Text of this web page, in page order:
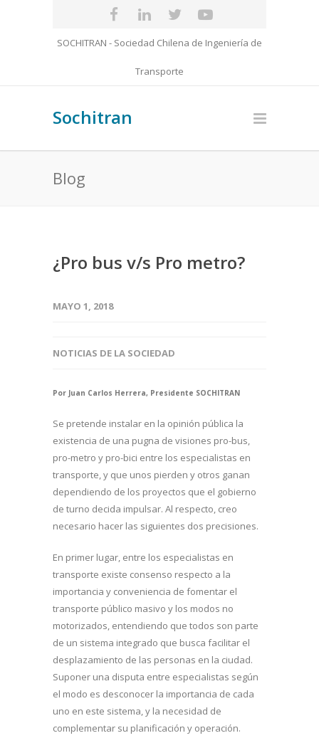
SOCHITRAN - Sociedad Chilena de Ingeniería de
Transporte
Sochitran
Blog
¿Pro bus v/s Pro metro?
MAYO 1, 2018
NOTICIAS DE LA SOCIEDAD
Por Juan Carlos Herrera, Presidente SOCHITRAN
Se pretende instalar en la opinión pública la
existencia de una pugna de visiones pro-bus,
pro-metro y pro-bici entre los especialistas en
transporte, y que unos pierden y otros ganan
dependiendo de los proyectos que el gobierno
de turno decida impulsar. Al respecto, creo
necesario hacer las siguientes dos precisiones.
En primer lugar, entre los especialistas en
transporte existe consenso respecto a la
importancia y conveniencia de fomentar el
transporte público masivo y los modos no
motorizados, entendiendo que todos son parte
de un sistema integrado que busca facilitar el
desplazamiento de las personas en la ciudad.
Suponer una disputa entre especialistas según
el modo es desconocer la importancia de cada
uno en este sistema, y la necesidad de
complementar su planificación y operación.